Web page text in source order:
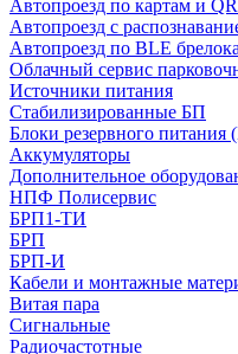
Автопроезд по картам и
Автопроезд с
Автопроезд по BLE
Облачный сервис
Источники питания
Стабилизированные БП
Блоки резервного питания
Аккумуляторы
Дополнительное
НПФ Полисервис
БРП1-ТИ
БРП
БРП-И
Кабели и монтажные
Витая пара
Сигнальные
Радиочастотные